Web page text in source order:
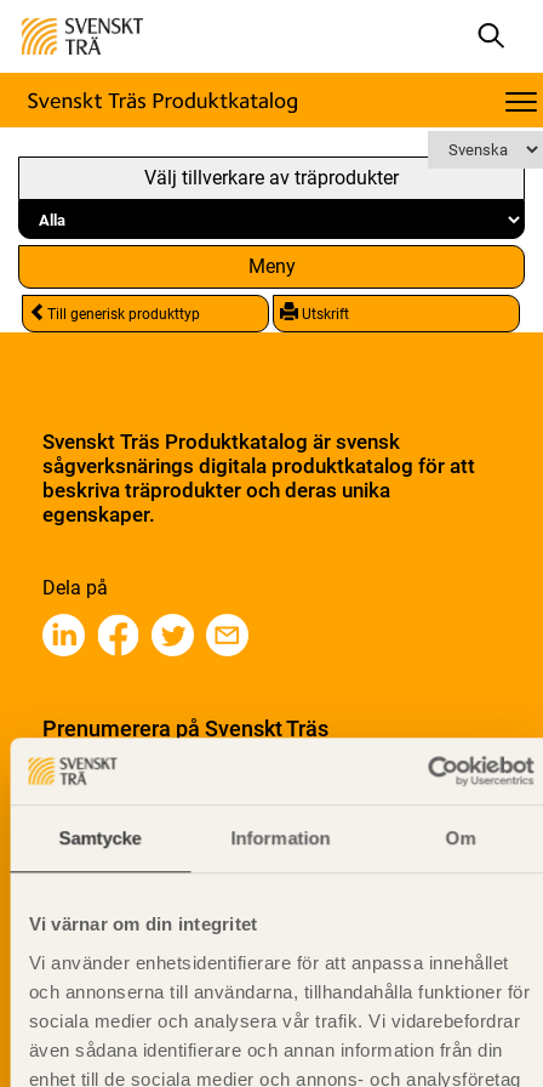
Samtycke Information Om
Vi värnar om din integritet
Vi använder enhetsidentifierare för att anpassa innehållet
och annonserna till användarna, tillhandahålla funktioner för
sociala medier och analysera vår trafik. Vi vidarebefordrar
även sådana identifierare och annan information från din
enhet till de sociala medier och annons- och analysföretag
Välj tillverkare av träprodukter
Meny
Till generisk produkttyp Utskrift
Svenskt Träs Produktkatalog är svensk
sågverksnärings digitala produktkatalog för att
beskriva träprodukter och deras unika
egenskaper.
Dela på
Prenumerera på Svenskt Träs
informationsutskick!